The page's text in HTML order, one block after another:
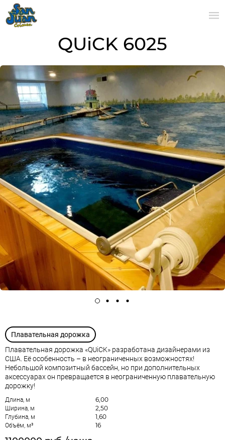
QUiCK 6025
Плавательная дорожка
Плавательная дорожка «QUiCK» разработана дизайнерами из
США. Её особенность – в неограниченных возможностях!
Небольшой композитный бассейн, но при дополнительных
аксессуарах он превращается в неограниченную плавательную
дорожку!
Длина, м 6,00
Ширина, м 2,50
Глубина, м 1,60
Объём, м³ 16